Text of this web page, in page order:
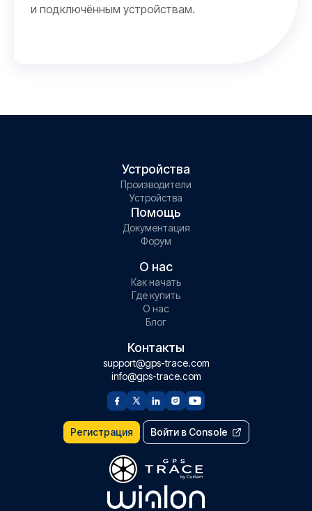
и подключённым устройствам.
Устройства
Производители
Устройства
Помощь
Документация
Форум
О нас
Как начать
Где купить
О нас
Блог
Контакты
support@gps-trace.com
info@gps-trace.com
Регистрация Войти в Console